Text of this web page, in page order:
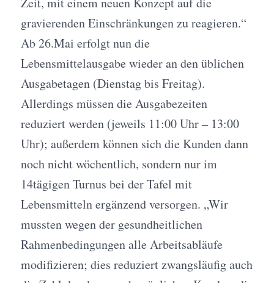
gravierenden Einschränkungen zu reagieren.“
Ab 26.Mai erfolgt nun die
Lebensmittelausgabe wieder an den üblichen
Ausgabetagen (Dienstag bis Freitag).
Allerdings müssen die Ausgabezeiten
reduziert werden (jeweils 11:00 Uhr – 13:00
Uhr); außerdem können sich die Kunden dann
noch nicht wöchentlich, sondern nur im
14tägigen Turnus bei der Tafel mit
Lebensmitteln ergänzend versorgen. „Wir
mussten wegen der gesundheitlichen
Rahmenbedingungen alle Arbeitsabläufe
modifizieren; dies reduziert zwangsläufig auch